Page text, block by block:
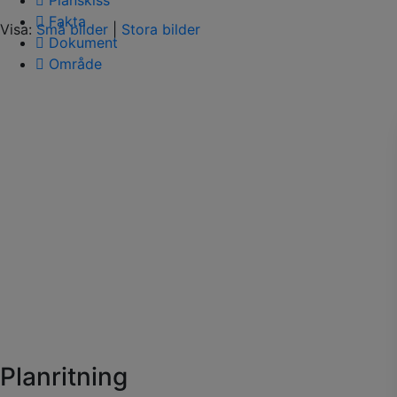
Fakta
Dokument
Område
Visa: Små bilder Stora bilder
Planritning